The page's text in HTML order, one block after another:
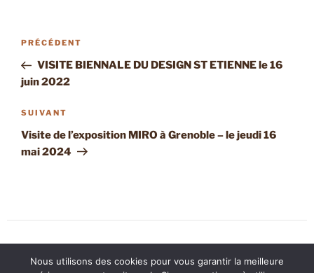
PRÉCÉDENT
VISITE BIENNALE DU DESIGN ST ETIENNE le 16
juin 2022
SUIVANT
Visite de l’exposition MIRO à Grenoble – le jeudi 16
mai 2024
Nous utilisons des cookies pour vous garantir la meilleure